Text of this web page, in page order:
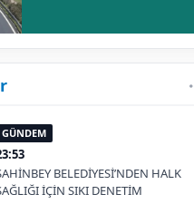
GÜNDEM
BELEDİYESİ’NDEN HALK
İÇİN SIKI DENETİM